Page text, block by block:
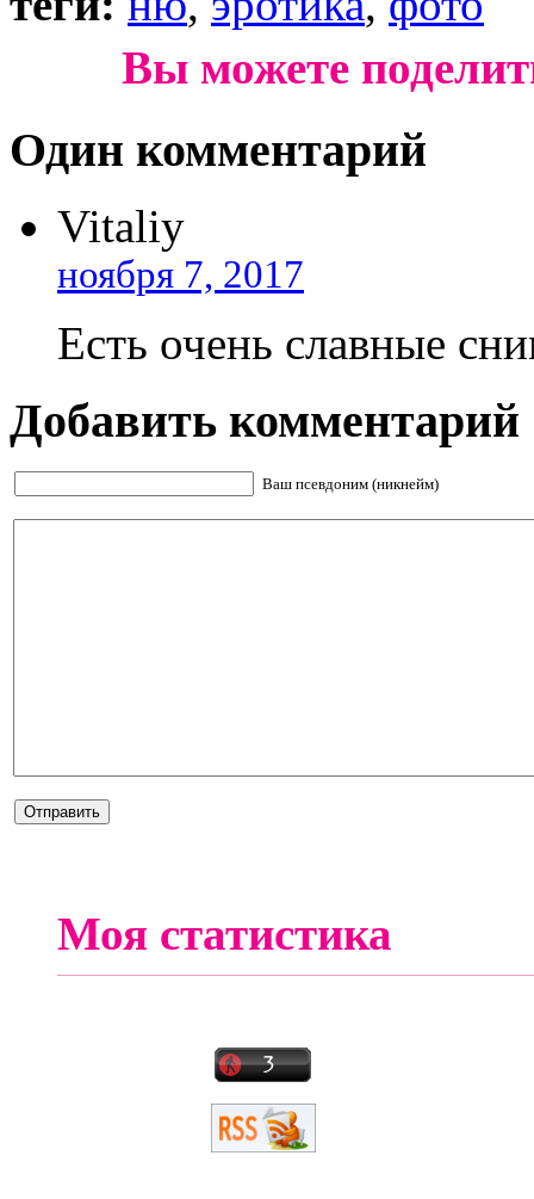
Вы можете
Один комментарий
Vitaliy
ноября 7, 2017
Есть очень славные
Добавить комментарий
Ваш псевдоним (никнейм)
Моя статистика